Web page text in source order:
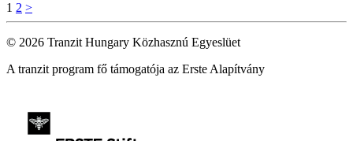
1 2 >
© 2026 Tranzit Hungary Közhasznú Egyeslüet
A tranzit program fő támogatója az Erste Alapítvány